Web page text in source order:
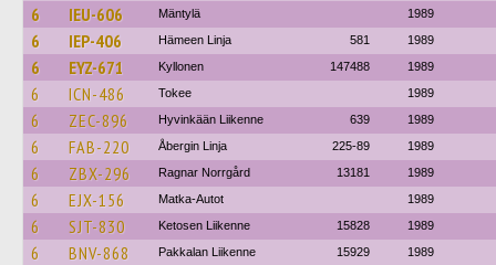
6 IEU-606 Mäntylä 1989
6 IEP-406 Hämeen Linja 581 1989
6 EYZ-671 Kyllonen 147488 1989
6 ICN-486 Tokee 1989
6 ZEC-896 Hyvinkään Liikenne 639 1989
6 FAB-220 Åbergin Linja 225-89 1989
6 ZBX-296 Ragnar Norrgård 13181 1989
6 EJX-156 Matka-Autot 1989
6 SJT-830 Ketosen Liikenne 15828 1989
6 BNV-868 Pakkalan Liikenne 15929 1989